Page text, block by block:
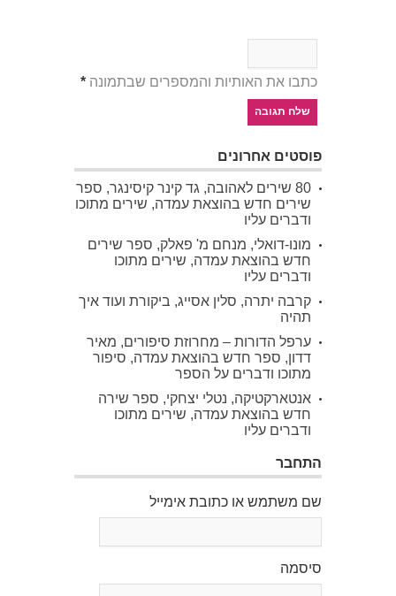
כתבו את האותיות והמספרים שבתמונה *
פוסטים אחרונים
80 שירים לאהובה, גד קינר קיסינגר, ספר
שירים חדש בהוצאת עמדה, שירים מתוכו
ודברים עליו
מונו-דואלי, מנחם מ' פאלק, ספר שירים
חדש בהוצאת עמדה, שירים מתוכו
ודברים עליו
קרבה יתרה, סלין אסייג, ביקורת ועוד איך
תהיה
ערפל הדורות – מחרוזת סיפורים, מאיר
דדון, ספר חדש בהוצאת עמדה, סיפור
מתוכו ודברים על הספר
אנטארקטיקה, נטלי יצחקי, ספר שירה
חדש בהוצאת עמדה, שירים מתוכו
ודברים עליו
התחבר
שם משתמש או כתובת אימייל
סיסמה